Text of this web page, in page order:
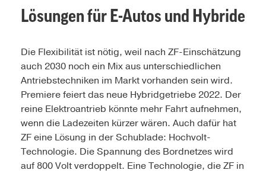
Lösungen für E-Autos und Hybride
Die Flexibilität ist nötig, weil nach ZF-Einschätzung
auch 2030 noch ein Mix aus unterschiedlichen
Antriebstechniken im Markt vorhanden sein wird.
Premiere feiert das neue Hybridgetriebe 2022. Der
reine Elektroantrieb könnte mehr Fahrt aufnehmen,
wenn die Ladezeiten kürzer wären. Auch dafür hat
ZF eine Lösung in der Schublade: Hochvolt-
Technologie. Die Spannung des Bordnetzes wird
auf 800 Volt verdoppelt. Eine Technologie, die ZF in